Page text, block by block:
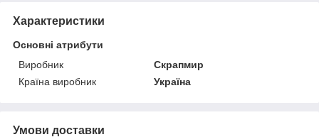
Характеристики
Основні атрибути
Виробник
Скрапмир
Країна виробник
Україна
Умови доставки